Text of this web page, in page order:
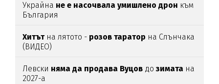
Украйна не е насочвала умишлено дрон към
България
Хитътна лятото - розов таратор на Слънчака
(ВИДЕО)
Левски няма да продава Вуцов дозимата на
2027-а